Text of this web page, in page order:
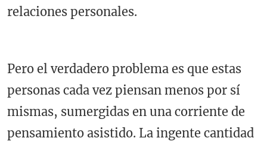
relaciones personales.
Pero el verdadero problema es que estas
personas cada vez piensan menos por sí
mismas, sumergidas en una corriente de
pensamiento asistido. La ingente cantidad